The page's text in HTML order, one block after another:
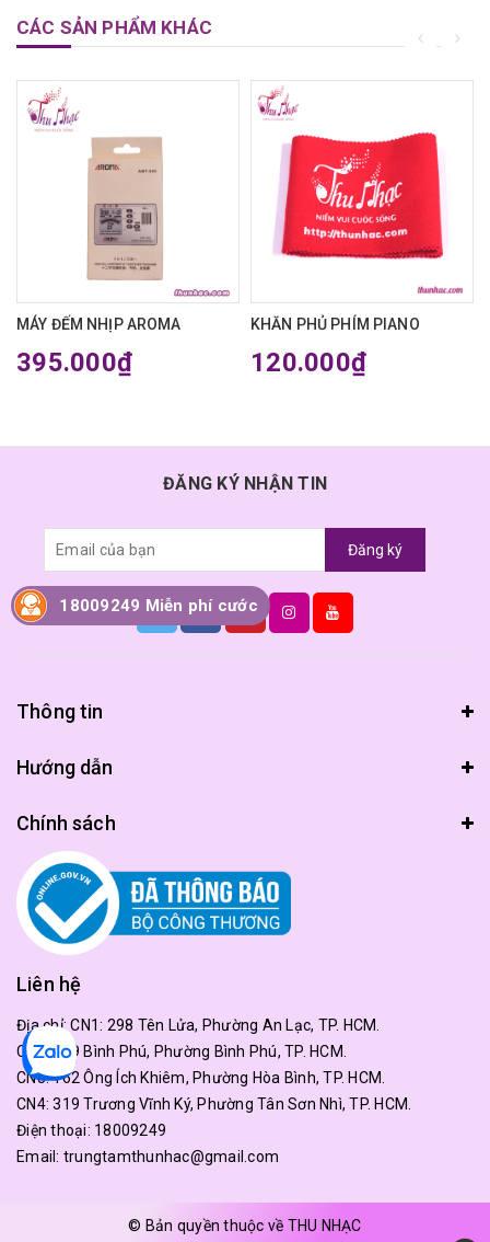
CÁC SẢN PHẨM KHÁC
MÁY ĐẾM NHỊP AROMA
395.000₫
KHĂN PHỦ PHÍM PIANO
120.000₫
ĐĂNG KÝ NHẬN TIN
Đăng ký
Thông tin
Hướng dẫn
Chính sách
Liên hệ
Địa chỉ:CN1: 298 Tên Lửa, Phường An Lạc, TP. HCM.
CN2: 179 Bình Phú, Phường Bình Phú, TP. HCM.
CN3: 162 Ông Ích Khiêm, Phường Hòa Bình, TP. HCM.
CN4: 319 Trương Vĩnh Ký, Phường Tân Sơn Nhì, TP. HCM.
Điện thoại: 18009249
Email: trungtamthunhac@gmail.com
© Bản quyền thuộc về THU NHẠC
18009249 Miễn phí cước